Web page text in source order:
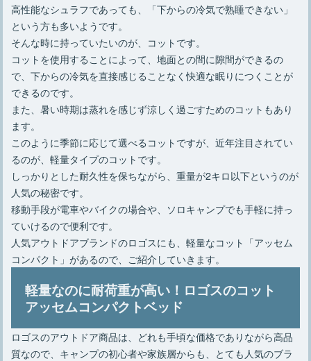
高性能なシュラフであっても、「下からの冷気で熟睡できない」
という方も多いようです。
そんな時に持っていたいのが、コットです。
コットを使用することによって、地面との間に隙間ができるの
で、下からの冷気を直接感じることなく快適な眠りにつくことが
できるのです。
また、暑い時期は蒸れを感じず涼しく過ごすためのコットもあり
ます。
このように季節に応じて選べるコットですが、近年注目されてい
るのが、軽量タイプのコットです。
しっかりとした耐久性を保ちながら、重量が2キロ以下というのが
人気の秘密です。
移動手段が電車やバイクの場合や、ソロキャンプでも手軽に持っ
ていけるので便利です。
人気アウトドアブランドのロゴスにも、軽量なコット「アッセム
コンパクト」があるので、ご紹介していきます。
軽量なのに耐荷重が高い！ロゴスのコット
アッセムコンパクトベッド
ロゴスのアウトドア商品は、どれも手頃な価格でありながら高品
質なので、キャンプの初心者や家族層からも、とても人気のブラ